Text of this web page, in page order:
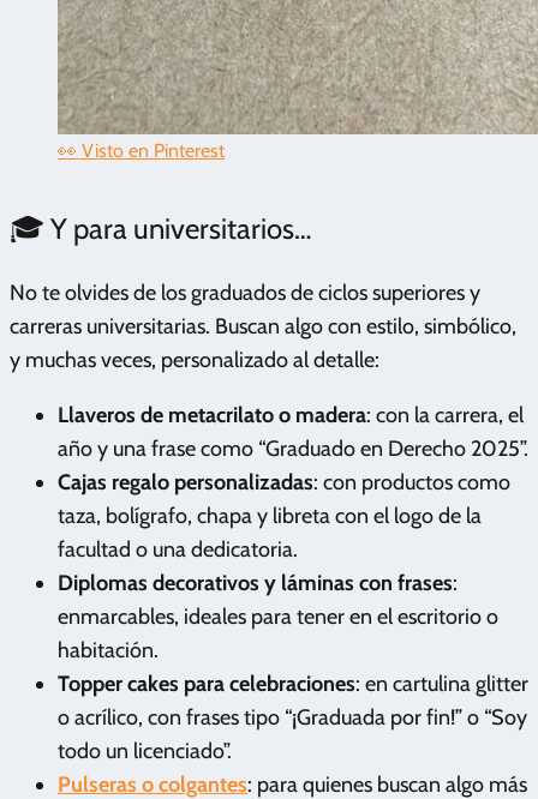
👀 Visto en Pinterest
🎓 Y para universitarios…
No te olvides de los graduados de ciclos superiores y
carreras universitarias. Buscan algo con estilo, simbólico,
y muchas veces, personalizado al detalle:
Llaveros de metacrilato o madera: con la carrera, el
año y una frase como “Graduado en Derecho 2025”.
Cajas regalo personalizadas: con productos como
taza, bolígrafo, chapa y libreta con el logo de la
facultad o una dedicatoria.
Diplomas decorativos y láminas con frases:
enmarcables, ideales para tener en el escritorio o
habitación.
Topper cakes para celebraciones: en cartulina glitter
o acrílico, con frases tipo “¡Graduada por fin!” o “Soy
todo un licenciado”.
Pulseras o colgantes: para quienes buscan algo más